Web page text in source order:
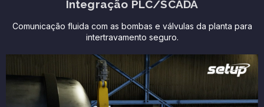
Integração PLC/SCADA
Comunicação fluida com as bombas e válvulas da planta para
intertravamento seguro.